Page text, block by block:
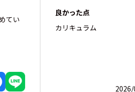
てい
良かった点
カリキュラム